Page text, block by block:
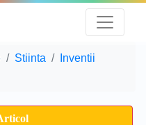
Stiinta
Inventii